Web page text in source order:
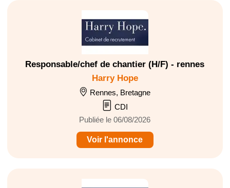
Responsable/chef de chantier (H/F) - rennes
Harry Hope
Rennes, Bretagne
CDI
Publiée le 06/08/2026
Voir l'annonce